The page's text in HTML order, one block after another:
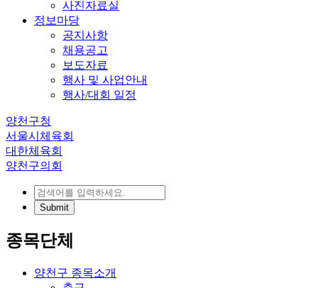
사진자료실
정보마당
공지사항
채용공고
보도자료
행사 및 사업안내
행사/대회 일정
양천구청
서울시체육회
대한체육회
양천구의회
종목단체
양천구 종목소개